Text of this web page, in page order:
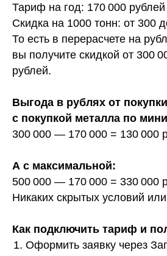
Тариф на год: 170 000 рублей
Скидка на 1000 тонн: от 300
То есть в перерасчете на
вы получите скидкой от 300
рублей.
Выгода в рублях от
с покупкой металла по
300 000 — 170 000 = 130 000
А с максимальной:
500 000 — 170 000 = 330 000
Никаких скрытых условий
Как подключить тариф и
Оформить заявку через